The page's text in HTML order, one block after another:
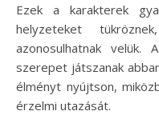
Ezek a karakterek
helyzeteket
azonosulhatnak velük.
szerepet játszanak
élményt nyújtson,
érzelmi utazását.